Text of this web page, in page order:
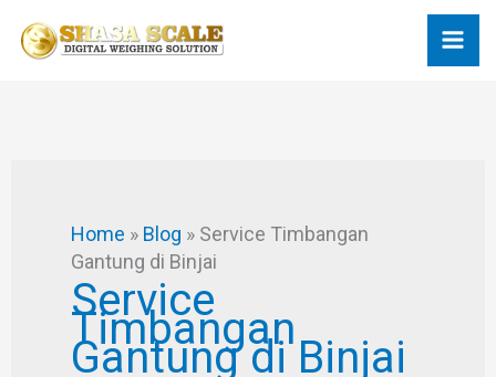
Home » Blog » Service Timbangan
Gantung di Binjai
Service
Timbangan
Gantung di Binjai